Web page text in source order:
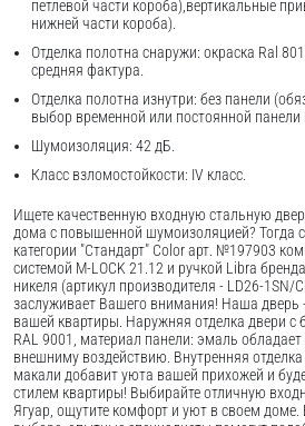
петлевой части короба),вертикальные
нижней части короба).
Отделка полотна снаружи: окраска Ral
средняя фактура.
Отделка полотна изнутри: без панели
выбор временной или постоянной панели
Шумоизоляция: 42 дБ.
Класс взломостойкости: IV класс.
Ищете качественную входную стальную
дома с повышенной шумоизоляцией? Тогда
категории "Стандарт" Color арт. №197903
системой M-LOCK 21.12 и ручкой Libra
никеля (артикул производителя - LD26-1SN/
заслуживает Вашего внимания! Наша дверь
вашей квартиры. Наружняя отделка двери с
RAL 9001, материал панели: эмаль
внешниму воздействию. Внутренняя
макали добавит уюта вашей прихожей и
стилем квартиры! Выбирайте отличную
Ягуар, ощутите комфорт и уют в своем